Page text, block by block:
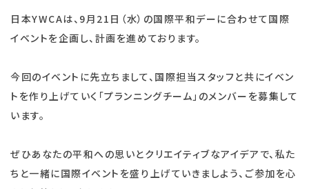
日本YWCAは、9月21日（水）の国際平和デーに合わせて国際
イベントを企画し、計画を進めております。
今回のイベントに先立ちまして、国際担当スタッフと共にイベン
トを作り上げていく「プランニングチーム」のメンバーを募集して
います。
ぜひあなたの平和への思いとクリエイティブなアイデアで、私た
ちと一緒に国際イベントを盛り上げていきましよう、ご参加を心